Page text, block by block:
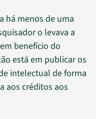
há menos de uma
o levava a
benefício do
está em publicar os
intelectual de forma
aos créditos aos